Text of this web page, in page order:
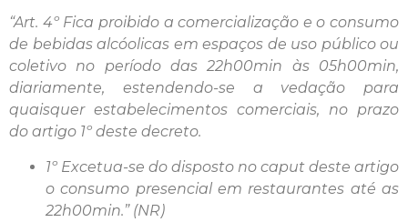
“Art. 4º Fica proibido a comercialização e o consumo
de bebidas alcóolicas em espaços de uso público ou
coletivo no período das 22h00min às 05h00min,
diariamente, estendendo-se a vedação para
quaisquer estabelecimentos comerciais, no prazo
do artigo 1º deste decreto.
1º Excetua-se do disposto no caput deste artigo
o consumo presencial em restaurantes até as
22h00min.” (NR)